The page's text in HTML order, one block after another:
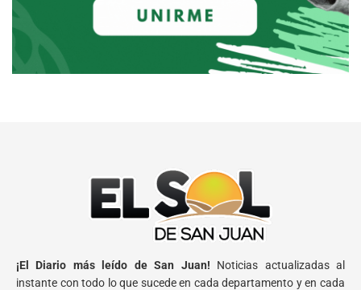
¡El Diario más leído de San Juan! Noticias actualizadas al
instante con todo lo que sucede en cada departamento y en cada